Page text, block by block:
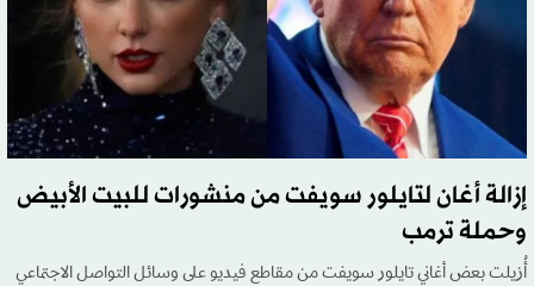
إزالة أغان لتايلور سويفت من منشورات للبيت الأبيض
وحملة ترمب
أُزيلت بعض ‌أغاني تايلور سويفت من مقاطع فيديو على وسائل التواصل الاجتماعي